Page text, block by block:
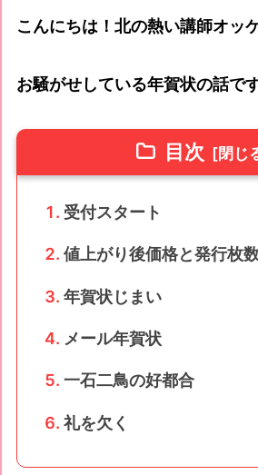
こんにちは！北の熱い講師オッ
お騒がせしている年賀状の話です
目次
受付スタート
値上がり後価格と発行枚
年賀状じまい
メール年賀状
一石二鳥の好都合
礼を欠く